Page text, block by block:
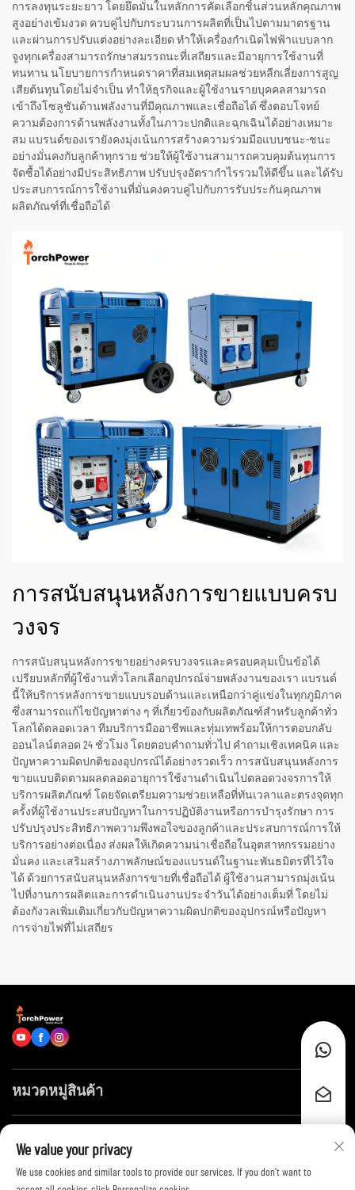
การลงทุนระยะยาว โดยยึดมั่นในหลักการคัดเลือกชิ้นส่วนหลักคุณภาพ
สูงอย่างเข้มงวด ควบคู่ไปกับกระบวนการผลิตที่เป็นไปตามมาตรฐาน
และผ่านการปรับแต่งอย่างละเอียด ทำให้เครื่องกำเนิดไฟฟ้าแบบลาก
จูงทุกเครื่องสามารถรักษาสมรรถนะที่เสถียรและมีอายุการใช้งานที่
ทนทาน นโยบายการกำหนดราคาที่สมเหตุสมผลช่วยหลีกเลี่ยงการสูญ
เสียต้นทุนโดยไม่จำเป็น ทำให้ธุรกิจและผู้ใช้งานรายบุคคลสามารถ
เข้าถึงโซลูชันด้านพลังงานที่มีคุณภาพและเชื่อถือได้ ซึ่งตอบโจทย์
ความต้องการด้านพลังงานทั้งในภาวะปกติและฉุกเฉินได้อย่างเหมาะ
สม แบรนด์ของเรายังคงมุ่งเน้นการสร้างความร่วมมือแบบชนะ-ชนะ
อย่างมั่นคงกับลูกค้าทุกราย ช่วยให้ผู้ใช้งานสามารถควบคุมต้นทุนการ
จัดซื้อได้อย่างมีประสิทธิภาพ ปรับปรุงอัตรากำไรรวมให้ดีขึ้น และได้รับ
ประสบการณ์การใช้งานที่มั่นคงควบคู่ไปกับการรับประกันคุณภาพ
ผลิตภัณฑ์ที่เชื่อถือได้
การสนับสนุนหลังการขายแบบครบ
วงจร
การสนับสนุนหลังการขายอย่างครบวงจรและครอบคลุมเป็นข้อได้
เปรียบหลักที่ผู้ใช้งานทั่วโลกเลือกอุปกรณ์จ่ายพลังงานของเรา แบรนด์
นี้ให้บริการหลังการขายแบบรอบด้านและเหนือกว่าคู่แข่งในทุกภูมิภาค
ซึ่งสามารถแก้ไขปัญหาต่าง ๆ ที่เกี่ยวข้องกับผลิตภัณฑ์สำหรับลูกค้าทั่ว
โลกได้ตลอดเวลา ทีมบริการมืออาชีพและทุ่มเทพร้อมให้การตอบกลับ
ออนไลน์ตลอด 24 ชั่วโมง โดยตอบคำถามทั่วไป คำถามเชิงเทคนิค และ
ปัญหาความผิดปกติของอุปกรณ์ได้อย่างรวดเร็ว การสนับสนุนหลังการ
ขายแบบติดตามผลตลอดอายุการใช้งานดำเนินไปตลอดวงจรการให้
บริการผลิตภัณฑ์ โดยจัดเตรียมความช่วยเหลือที่ทันเวลาและตรงจุดทุก
ครั้งที่ผู้ใช้งานประสบปัญหาในการปฏิบัติงานหรือการบำรุงรักษา การ
ปรับปรุงประสิทธิภาพความพึงพอใจของลูกค้าและประสบการณ์การให้
บริการอย่างต่อเนื่อง ส่งผลให้เกิดความน่าเชื่อถือในอุตสาหกรรมอย่าง
มั่นคง และเสริมสร้างภาพลักษณ์ของแบรนด์ในฐานะพันธมิตรที่ไว้ใจ
ได้ ด้วยการสนับสนุนหลังการขายที่เชื่อถือได้ ผู้ใช้งานสามารถมุ่งเน้น
ไปที่งานการผลิตและการดำเนินงานประจำวันได้อย่างเต็มที่ โดยไม่
ต้องกังวลเพิ่มเติมเกี่ยวกับปัญหาความผิดปกติของอุปกรณ์หรือปัญหา
การจ่ายไฟที่ไม่เสถียร
หมวดหมู่สินค้า
ติดต่อเรา
We value your privacy
We use cookies and similar tools to provide our services. If you don't want to